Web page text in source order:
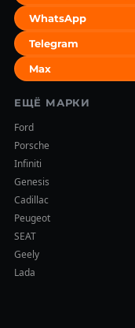
WhatsApp
Telegram
Max
ЕЩЁ МАРКИ
Ford
Porsche
Infiniti
Genesis
Cadillac
Peugeot
SEAT
Geely
Lada